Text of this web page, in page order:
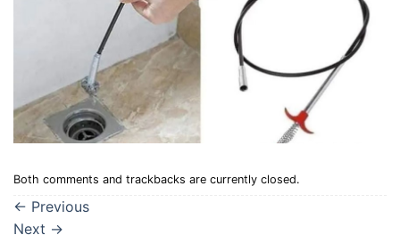
Both comments and trackbacks are currently closed.
← Previous
Next →